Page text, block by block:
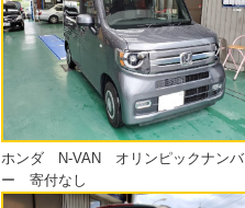
ホンダ N-VAN オリンピックナンバ
ー 寄付なし